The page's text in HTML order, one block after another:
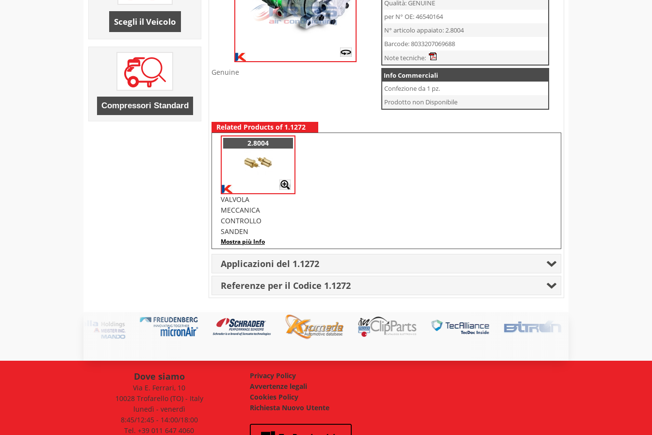
Scegli il Veicolo
Genuine
Qualità: GENUINE
per N° OE: 46540164
N° articolo appaiato: 2.8004
Barcode: 8033207069688
Note tecniche:
Info Commerciali
Confezione da 1 pz.
Prodotto non Disponibile
Related Products of 1.1272
2.8004
VALVOLA
MECCANICA
CONTROLLO
SANDEN
Mostra più Info
Applicazioni del 1.1272
Referenze per il Codice 1.1272
Dove siamo
Via E. Ferrari, 10
10028 Trofarello (TO) - Italy
lunedì - venerdì
8:45/12:45 - 14:00/18:00
Tel. +39 011 647 4060
Privacy Policy
Avvertenze legali
Cookies Policy
Richiesta Nuovo Utente